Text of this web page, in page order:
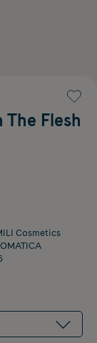
Flesh
Cosmetics